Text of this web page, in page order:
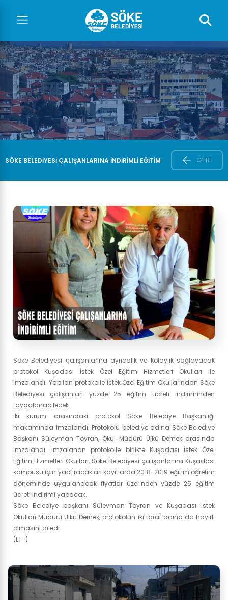
SÖKE BELEDIYESI ÇALIŞANLARINA İNDIRIMLI EĞITIM GERI
Söke Belediyesi çalışanlarına ayrıcalık ve kolaylık sağlayacak
protokol Kuşadası İstek Özel Eğitim Hizmetleri Okulları ile
imzalandı. Yapılan protokolle İstek Özel Eğitim Okullarından Söke
Belediyesi çalışanları yüzde 25 eğitim ücreti indiriminden
faydalanabilecek.
İki kurum arasındaki protokol Söke Belediye Başkanlığı
makamında imzalandı. Protokolü belediye adına Söke Belediye
Başkanı Süleyman Toyran, Okul Müdürü Ülkü Dernek arasında
imzalandı. İmzalanan protokolle birlikte Kuşadası İstek Özel
Eğitim Hizmetleri Okulları, Söke Belediyesi çalışanlarına Kuşadası
kampüsü için yaptıracakları kayıtlarda 2018-2019 eğitim öğretim
döneminde uygulanacak fiyatlar üzerinden yüzde 25 eğitim
ücreti indirimi yapacak.
Söke Belediye başkanı Süleyman Toyran ve Kuşadası İstek
Okulları Müdürü Ülkü Dernek, protokolün iki taraf adına da hayırlı
olmasını diledi.
(LT-)